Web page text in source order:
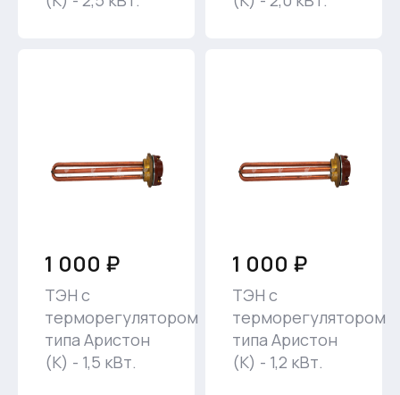
1 000 ₽
ТЭН с
терморегулятором
типа Аристон
(К) - 1,5 кВт.
1 000 ₽
ТЭН с
терморегулятором
типа Аристон
(К) - 1,2 кВт.